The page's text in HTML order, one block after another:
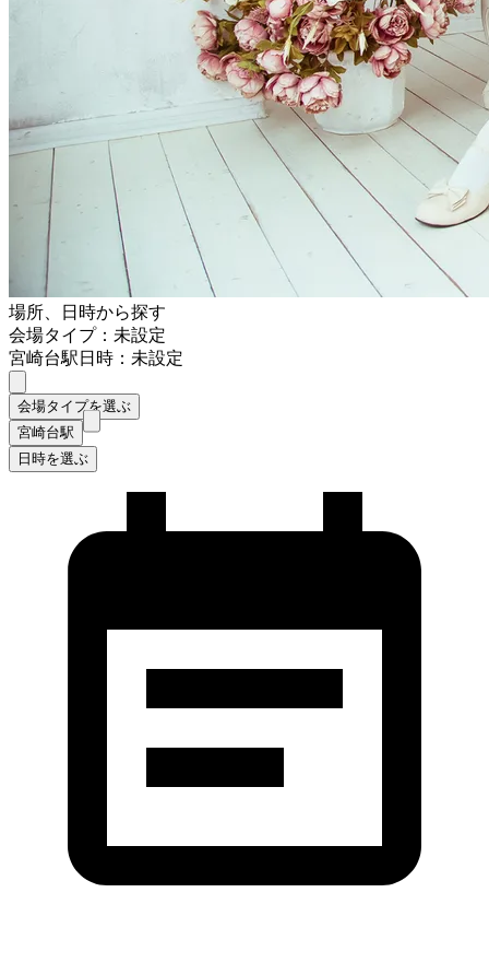
場所、日時から探す
会場タイプ：未設定
宮崎台駅日時：未設定
会場タイプを選ぶ
宮崎台駅
日時を選ぶ